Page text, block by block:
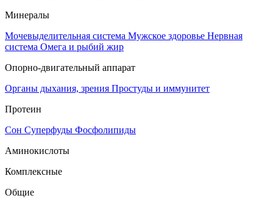
Минералы
Мочевыделительная система Мужское здоровье Нервная
система Омега и рыбий жир
Опорно-двигательный аппарат
Органы дыхания, зрения Простуды и иммунитет
Протеин
Сон Суперфуды Фосфолипиды
Аминокислоты
Комплексные
Общие